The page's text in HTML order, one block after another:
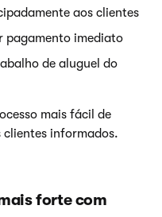
aos clientes
pagamento imediato
de aluguel do
mais fácil de
informados.
forte com